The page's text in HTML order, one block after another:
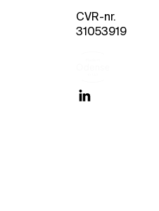
CVR-nr.
31053919
w